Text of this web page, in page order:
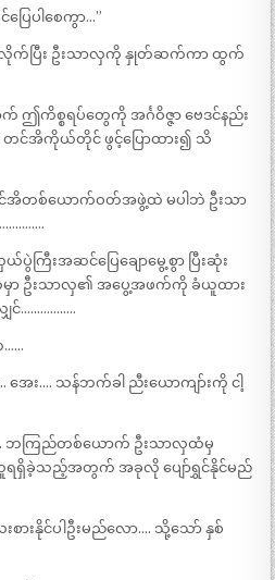
ြေပါစေကွာ…”
က်ပြီး ဦးသာလှကို နှုတ်ဆက်ကာ ထွက်
စ္စရပ်တွေကို အင်္ဂဝိဇ္ဇာ ဗေဒင်နည်း
င်အိကိုယ်တိုင် ဖွင့်ပြောထား၍ သိ
တစ်ယောက်ဝတ်အဖွဲ့ထဲ မပါဘဲ ဦးသာ
ပွဲကြီးအဆင်ပြေချောမွေ့စွာ ပြီးဆုံး
ထဲမှာ ဦးသာလှ၏ အပွေ့အဖက်ကို ခံယူထား
င်……………..
……
အေး…. သန်ဘက်ခါ ညီးယောကျာ်းကို ငါ့
ဘကြည်တစ်ယောက် ဦးသာလှထံမှ
ရရှိခဲ့သည့်အတွက် အခုလို ပျော်ရွှင်နိုင်မည်
းနိုင်ပါဦးမည်လော…. သို့သော် နှစ်